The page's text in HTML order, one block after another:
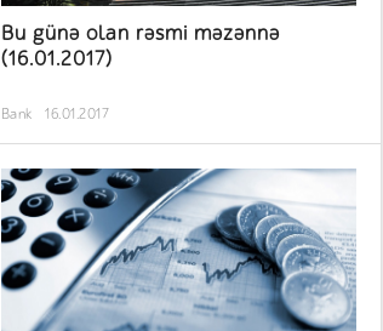
Bu günə olan rəsmi məzənnə
(16.01.2017)
Bank 16.01.2017